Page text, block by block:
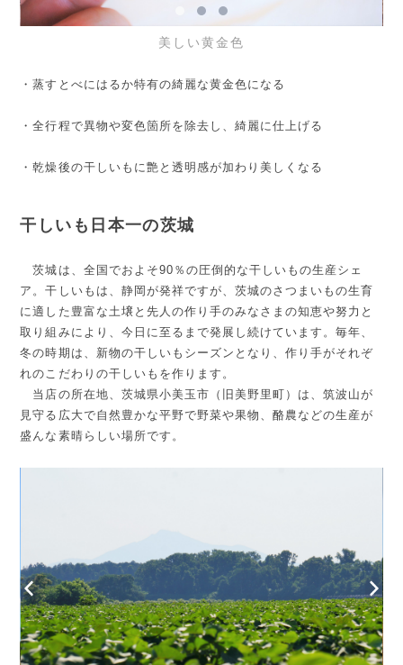
美しい黄金色
・蒸すとべにはるか特有の綺麗な黄金色になる
・全行程で異物や変色箇所を除去し、綺麗に仕上げる
・乾燥後の干しいもに艶と透明感が加わり美しくなる
干しいも日本一の茨城
茨城は、全国でおよそ90％の圧倒的な干しいもの生産シェ
ア。干しいもは、静岡が発祥ですが、茨城のさつまいもの生育
に適した豊富な土壌と先人の作り手のみなさまの知恵や努力と
取り組みにより、今日に至るまで発展し続けています。毎年、
冬の時期は、新物の干しいもシーズンとなり、作り手がそれぞ
れのこだわりの干しいもを作ります。
当店の所在地、茨城県小美玉市（旧美野里町）は、筑波山が
見守る広大で自然豊かな平野で野菜や果物、酪農などの生産が
盛んな素晴らしい場所です。